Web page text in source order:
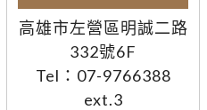
高雄市左營區明誠二路
332號6F
Tel：07-9766388
ext.3